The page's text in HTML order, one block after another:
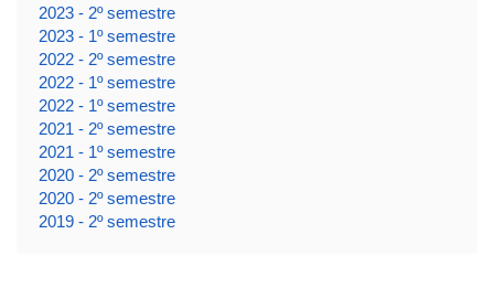
2023 - 2º semestre
2023 - 1º semestre
2022 - 2º semestre
2022 - 1º semestre
2022 - 1º semestre
2021 - 2º semestre
2021 - 1º semestre
2020 - 2º semestre
2020 - 2º semestre
2019 - 2º semestre